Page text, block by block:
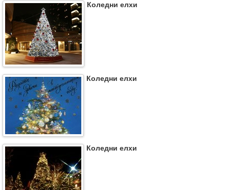
Коледни елхи
Коледни елхи
Коледни елхи